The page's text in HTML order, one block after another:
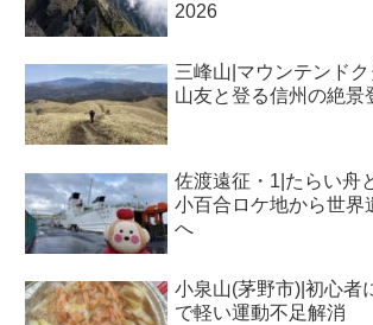
2026
三峰山|マウンテンド
山友と登る信州の絶景
佐渡遠征・1|たらい舟
小百合ロケ地から世界
へ
小泉山(茅野市)|初心者
で軽い運動不足解消